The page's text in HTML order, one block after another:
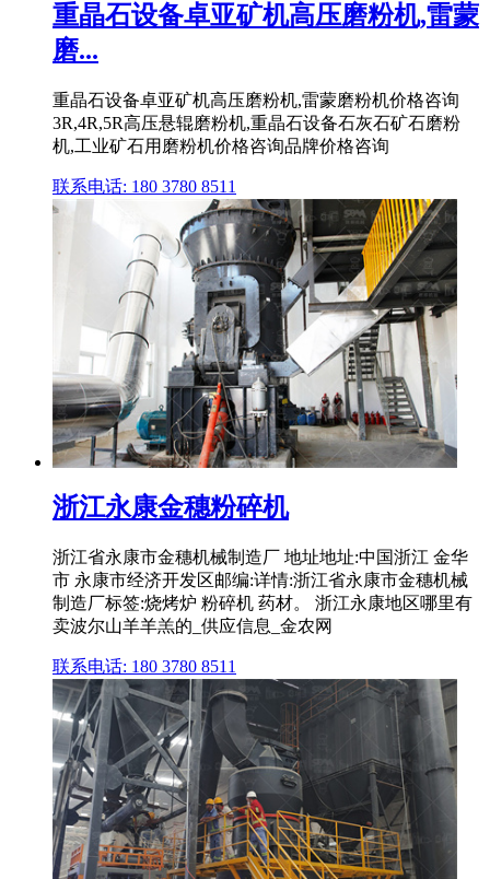
重晶石设备卓亚矿机高压磨粉机,雷蒙
磨...
重晶石设备卓亚矿机高压磨粉机,雷蒙磨粉机价格咨询
3R,4R,5R高压悬辊磨粉机,重晶石设备石灰石矿石磨粉
机,工业矿石用磨粉机价格咨询品牌价格咨询
联系电话: 180 3780 8511
浙江永康金穗粉碎机
浙江省永康市金穗机械制造厂 地址地址:中国浙江 金华
市 永康市经济开发区邮编:详情:浙江省永康市金穗机械
制造厂标签:烧烤炉 粉碎机 药材。 浙江永康地区哪里有
卖波尔山羊羊羔的_供应信息_金农网
联系电话: 180 3780 8511